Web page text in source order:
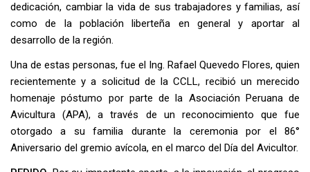
dedicación, cambiar la vida de sus trabajadores y familias, así
como de la población liberteña en general y aportar al
desarrollo de la región.
Una de estas personas, fue el Ing. Rafael Quevedo Flores, quien
recientemente y a solicitud de la CCLL, recibió un merecido
homenaje póstumo por parte de la Asociación Peruana de
Avicultura (APA), a través de un reconocimiento que fue
otorgado a su familia durante la ceremonia por el 86°
Aniversario del gremio avícola, en el marco del Día del Avicultor.